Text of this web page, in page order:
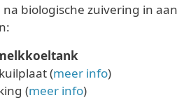
biologische zuivering in
(meer info)
(meer info)